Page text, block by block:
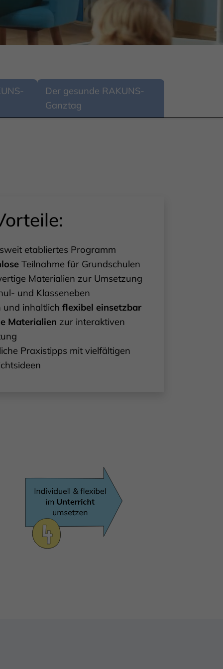
Der gesunde RAKUNS-
Ganztag
etabliertes Programm
Teilnahme für Grundschulen
Materialien zur Umsetzung
und Klasseneben
und inhaltlich flexibel einsetzbar
Materialien zur interaktiven
Praxistipps mit vielfältigen